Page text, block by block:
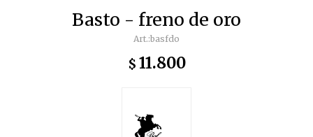
Basto - freno de oro
basfdo
$ 11.800